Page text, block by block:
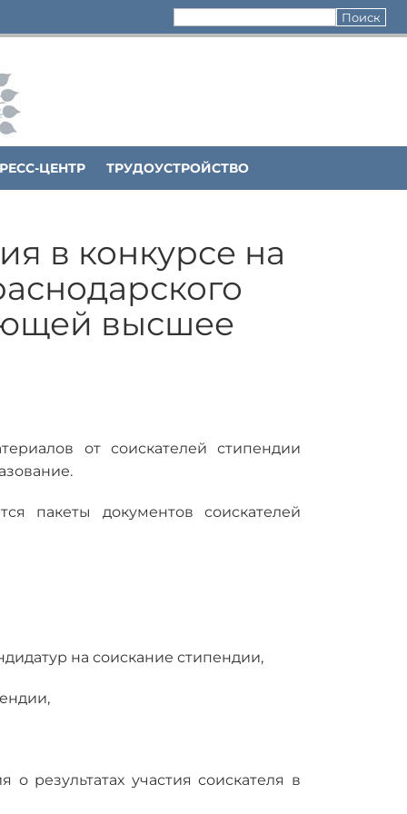
ЦЕНТР ТРУДОУСТРОЙСТВО
в конкурсе на
высшее
от соискателей стипендии
пакеты документов соискателей
на соискание стипендии,
результатах участия соискателя в